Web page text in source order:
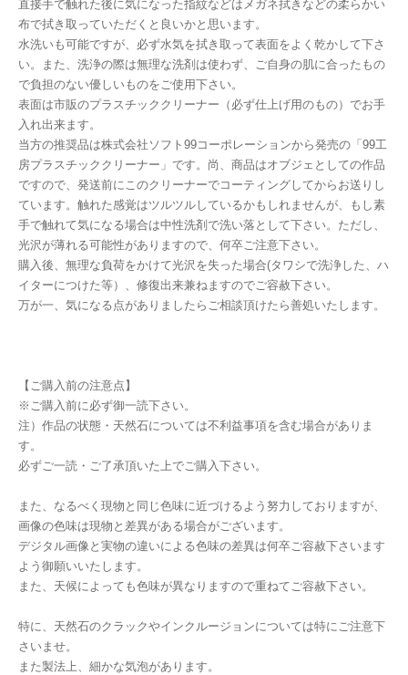
直接手で触れた後に気になった指紋などはメガネ拭きなどの柔らかい
布で拭き取っていただくと良いかと思います。
水洗いも可能ですが、必ず水気を拭き取って表面をよく乾かして下さ
い。また、洗浄の際は無理な洗剤は使わず、ご自身の肌に合ったもの
で負担のない優しいものをご使用下さい。
表面は市販のプラスチッククリーナー（必ず仕上げ用のもの）でお手
入れ出来ます。
当方の推奨品は株式会社ソフト99コーポレーションから発売の「99工
房プラスチッククリーナー」です。尚、商品はオブジェとしての作品
ですので、発送前にこのクリーナーでコーティングしてからお送りし
ています。触れた感覚はツルツルしているかもしれませんが、もし素
手で触れて気になる場合は中性洗剤で洗い落として下さい。ただし、
光沢が薄れる可能性がありますので、何卒ご注意下さい。
購入後、無理な負荷をかけて光沢を失った場合(タワシで洗浄した、ハ
イターにつけた等）、修復出来兼ねますのでご容赦下さい。
万が一、気になる点がありましたらご相談頂けたら善処いたします。
【ご購入前の注意点】
※ご購入前に必ず御一読下さい。
注）作品の状態・天然石については不利益事項を含む場合がありま
す。
必ずご一読・ご了承頂いた上でご購入下さい。
また、なるべく現物と同じ色味に近づけるよう努力しておりますが、
画像の色味は現物と差異がある場合がございます。
デジタル画像と実物の違いによる色味の差異は何卒ご容赦下さいます
よう御願いいたします。
また、天候によっても色味が異なりますので重ねてご容赦下さい。
特に、天然石のクラックやインクルージョンについては特にご注意下
さいませ。
また製法上、細かな気泡があります。